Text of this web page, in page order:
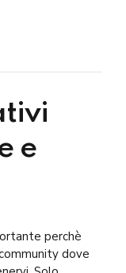
e
perchè
dove